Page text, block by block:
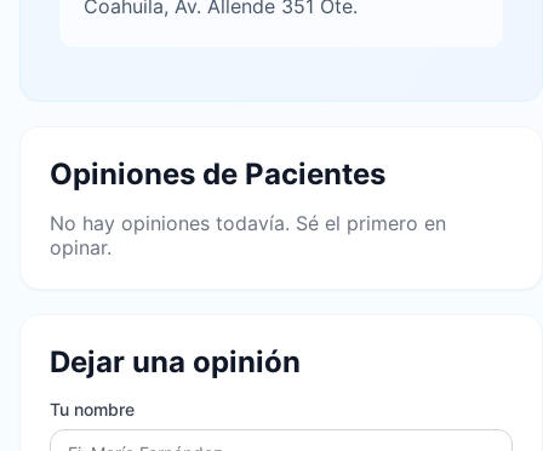
Coahuila, Av. Allende 351 Ote.
Opiniones de Pacientes
No hay opiniones todavía. Sé el primero en
opinar.
Dejar una opinión
Tu nombre